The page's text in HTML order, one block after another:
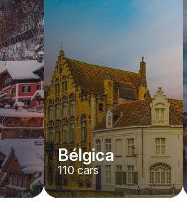
Reserve agora
Bélgica
110cars